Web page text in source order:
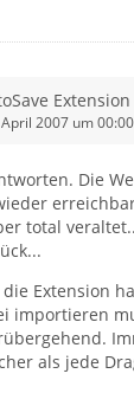
2007 um 00:00
Die
total
Extension
importieren
als jede